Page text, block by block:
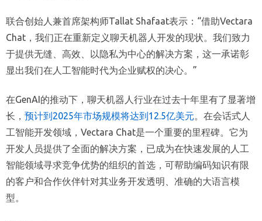
联合创始人兼首席架构师Tallat Shafaat表示：“借助Vectara
Chat，我们正在重新定义聊天机器人开发的现状。我们致力
于提供无缝、高效、以隐私为中心的解决方案，这一承诺彰
显出我们在人工智能时代为企业赋权的决心。”
在GenAI的推动下，聊天机器人行业在过去十年里有了显著增
长， 预计到2025年市场规模将达到12.5亿美元。在会话式人
工智能开发领域，Vectara Chat是一个重要的里程碑。它为
开发人员提供了全面的解决方案，已成为在快速发展的人工
智能领域寻求竞争优势的组织的首选，可帮助编码知识有限
的客户和合作伙伴针对其业务开发透明、准确的大语言模
型。